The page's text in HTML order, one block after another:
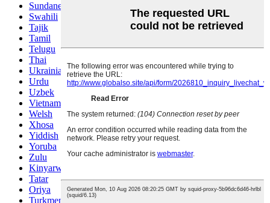
Sundanese
Swahili
Tajik
Tamil
Telugu
Thai
Ukrainian
Urdu
Uzbek
Vietnamese
Welsh
Xhosa
Yiddish
Yoruba
Zulu
Kinyarwanda
Tatar
Oriya
Turkmen